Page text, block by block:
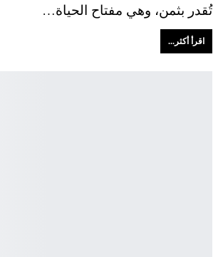
تُقدر بثمن، وهي مفتاح الحياة…
اقرأ أكثر...